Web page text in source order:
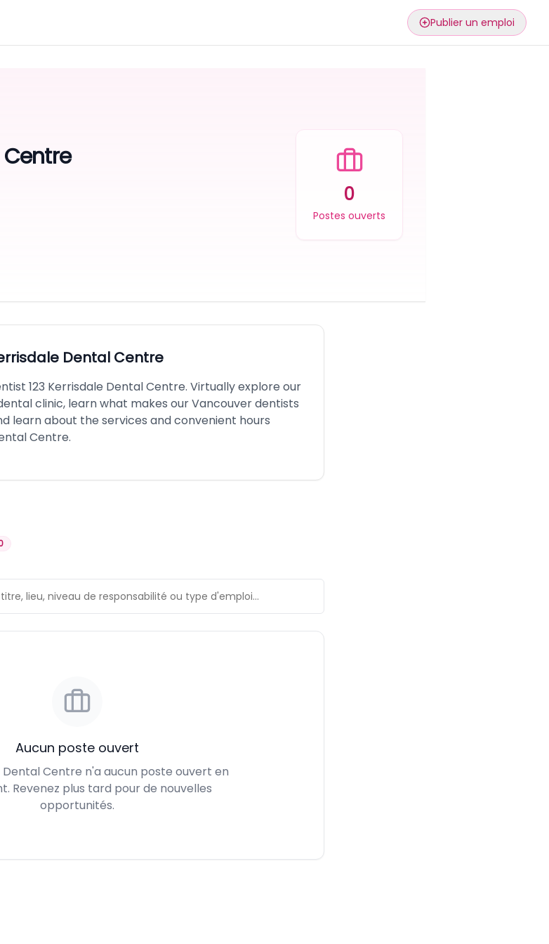
Publier un emploi
Centre
0
Postes ouverts
Dental Centre
123 Kerrisdale Dental Centre. Virtually explore our
clinic, learn what makes our Vancouver dentists
learn about the services and convenient hours
Centre.
Aucun poste ouvert
Dental Centre n'a aucun poste ouvert en
Revenez plus tard pour de nouvelles
opportunités.